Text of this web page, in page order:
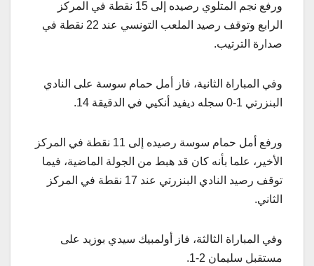
ورفع نجم المتلوي رصيده إلى 15 نقطة في المركز
الرابع وتوقف رصيد الملعب التونسي عند 22 نقطة في
صدارة الترتيب.
وفي المباراة الثانية، فاز أمل حمام سوسة على النادي
البنزرتي 1-0 سجله ديفيد أنكيي في الدقيقة 14.
ورفع أمل حمام سوسة رصيده إلى 11 نقطة في المركز
الأخير، علما بأنه كان قد هبط من الجولة الماضية، فيما
توقف رصيد النادي البنزرتي عند 17 نقطة في المركز
الثاني.
وفي المباراة الثالثة، فاز أولمبيك سيدي بوزيد على
مستقبل سليمان 2-1.